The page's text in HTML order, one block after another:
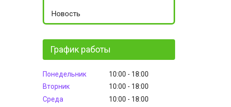
Новость
График работы
Понедельник 10:00
18:00
Вторник
10:00
18:00
Среда
10:00
18:00